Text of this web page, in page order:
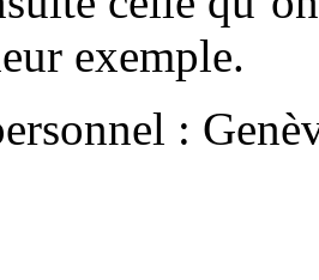
exemple.
: